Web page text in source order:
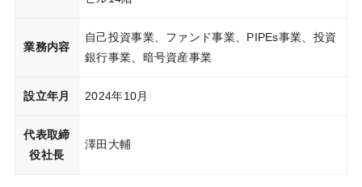
業務内容
自己投資事業、ファンド事業、PIPEs事業、投資
銀行事業、暗号資産事業
設立年月 2024年10月
代表取締
役社長
澤田大輔